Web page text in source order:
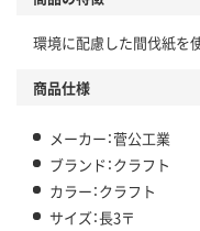
環境に配慮した間伐紙を
商品仕様
メーカー：菅公工業
ブランド：クラフト
カラー：クラフト
サイズ：長3〒